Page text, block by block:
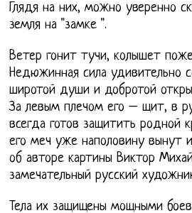
Глядя на них, можно уверенно
земля на "замке ".
Ветер гонит тучи, колышет
Недюжинная сила удивительно
широтой души и добротой
За левым плечом его – щит, в
всегда готов защитить родной
его меч уже наполовину вынут
об авторе картины Виктор
замечательный русский
Тела их защищены мощными